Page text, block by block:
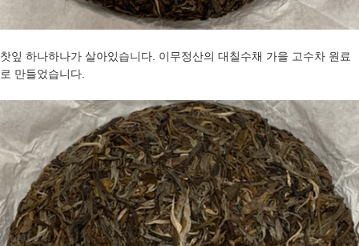
찻잎 하나하나가 살아있습니다. 이무정산의 대칠수채 가을 고수차 원료
로 만들었습니다.